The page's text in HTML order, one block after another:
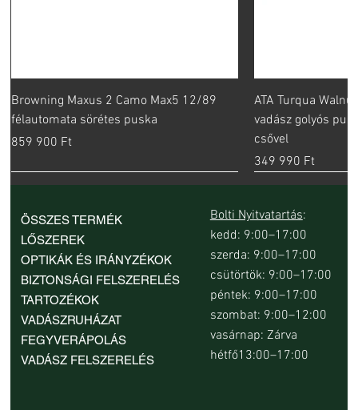
Browning Maxus 2 Camo Max5 12/89
félautomata sörétes puska
Ár
859 900 Ft
ATA Turqua
vadász golyós
csővel
Ár
349 990 Ft
ÖSSZES TERMÉK
LŐSZEREK
OPTIKÁK ÉS IRÁNYZÉKOK
BIZTONSÁGI FELSZERELÉS
TARTOZÉKOK
VADÁSZRUHÁZAT
FEGYVERÁPOLÁS
VADÁSZ FELSZERELÉS
Bolti Nyitvatartás:
kedd: 9:00–17:00
szerda: 9:00–17:00
csütörtök: 9:00–17:00
péntek: 9:00–17:00
szombat: 9:00–12:00
vasárnap: Zárva
hétfő13:00–17:00